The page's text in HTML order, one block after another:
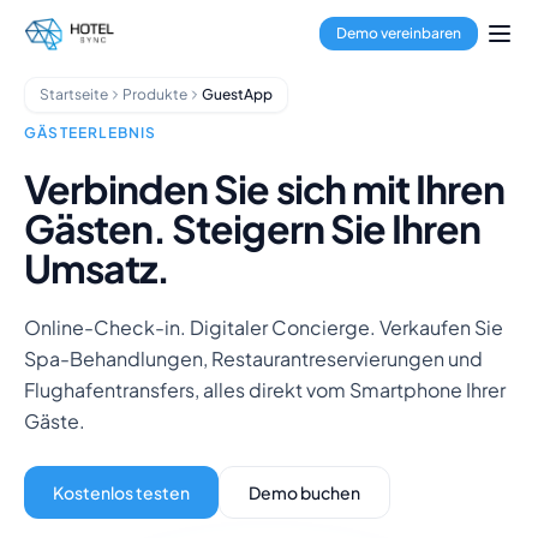
Zum Hauptinhalt springen
Property Management
Channel Manager
Zahlungsabwicklung
Multi-Property-Hub
Housekeeping-App
Hotels
Hostels
Aparthotels
Hausverwalter
Über uns
Integrationen
FAQ
Blog
Partnerschaften
HotelSync EDU
Demo vereinbaren
Startseite Produkte GuestApp
GÄSTEERLEBNIS
Verbinden Sie sich mit Ihren
Gästen. Steigern Sie Ihren
Umsatz.
Online-Check-in. Digitaler Concierge. Verkaufen Sie
Spa-Behandlungen, Restaurantreservierungen und
Flughafentransfers, alles direkt vom Smartphone Ihrer
Gäste.
Kostenlos testen Demo buchen